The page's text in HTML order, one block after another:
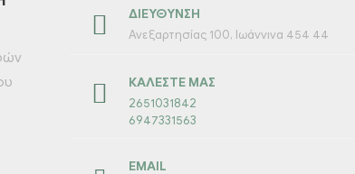
ΔΙΕΎΘΥΝΣΗ
Ανεξαρτησίας 100, Ιωάννινα 454 44
ΚΑΛΈΣΤΕ ΜΑΣ
2651031842
6947331563
EMAIL